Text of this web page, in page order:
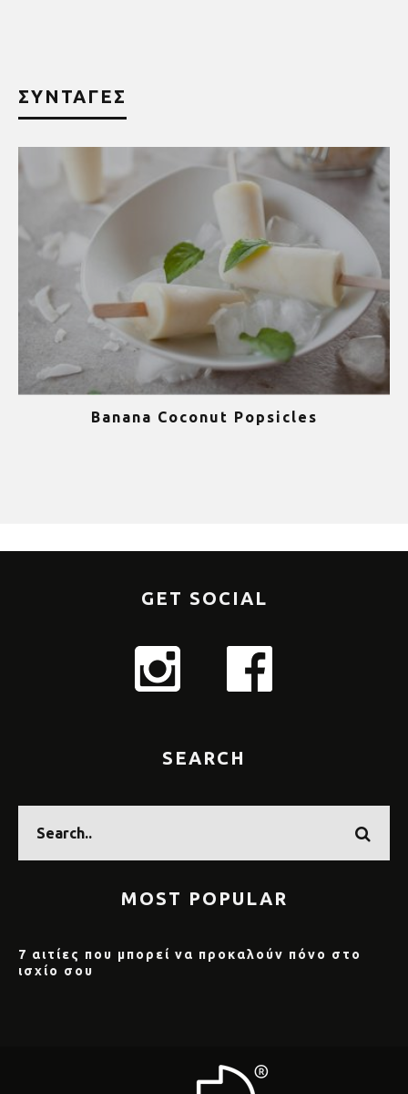
ΣΥΝΤΑΓΕΣ
Banana Coconut Popsicles
GET SOCIAL
SEARCH
MOST POPULAR
7 αιτίες που μπορεί να προκαλούν πόνο στο
ισχίο σου